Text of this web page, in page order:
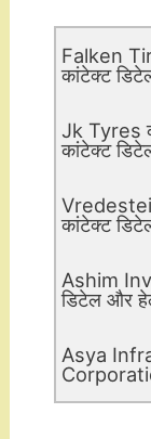
Falken
कांटेक्ट
Jk Tyres
कांटेक्ट
कांटेक्ट
Ashim
डिटेल और
Asya